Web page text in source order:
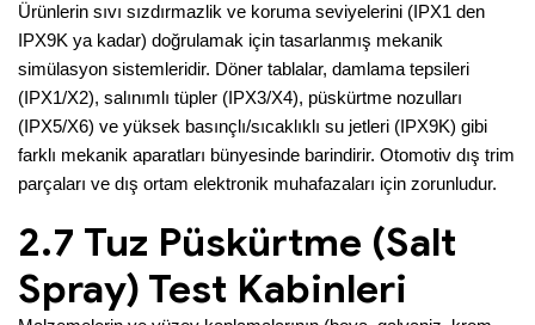
Ürünlerin sıvı sızdırmazlik ve koruma seviyelerini (IPX1 den
IPX9K ya kadar) doğrulamak için tasarlanmış mekanik
simülasyon sistemleridir. Döner tablalar, damlama tepsileri
(IPX1/X2), salınımlı tüpler (IPX3/X4), püskürtme nozulları
(IPX5/X6) ve yüksek basınçlı/sıcaklıklı su jetleri (IPX9K) gibi
farklı mekanik aparatları bünyesinde barindirir. Otomotiv dış trim
parçaları ve dış ortam elektronik muhafazaları için zorunludur.
2.7 Tuz Püskürtme (Salt
Spray) Test Kabinleri